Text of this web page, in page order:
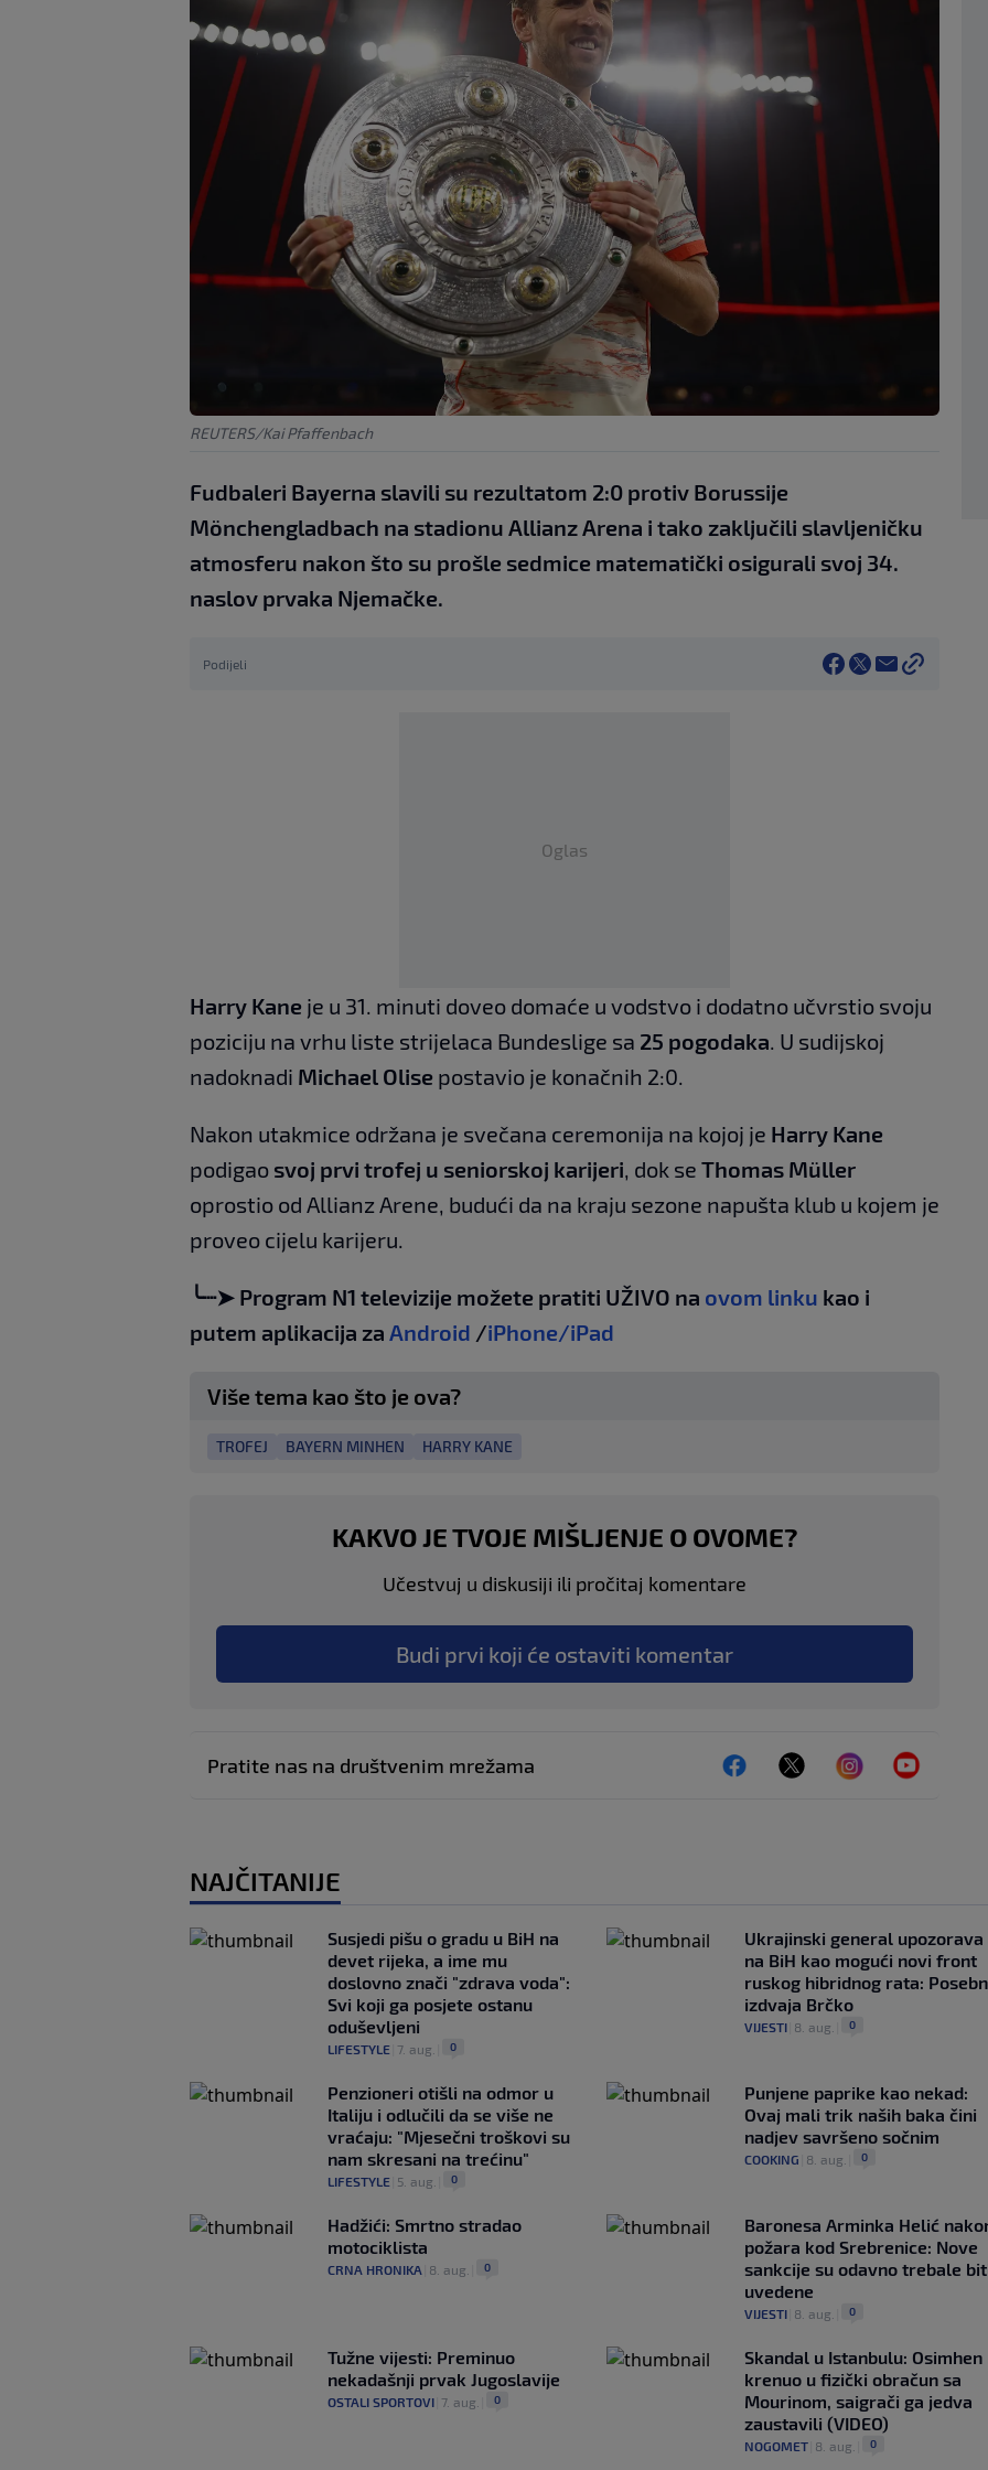
REUTERS/Kai Pfaffenbach
Fudbaleri Bayerna slavili su rezultatom 2:0 protiv Borussije
Mönchengladbach na stadionu Allianz Arena i tako zaključili slavljeničku
atmosferu nakon što su prošle sedmice matematički osigurali svoj 34.
naslov prvaka Njemačke.
Podijeli
Oglas
Harry Kane je u 31. minuti doveo domaće u vodstvo i dodatno učvrstio svoju
poziciju na vrhu liste strijelaca Bundeslige sa 25 pogodaka . U sudijskoj
nadoknadi Michael Olise postavio je konačnih 2:0.
Nakon utakmice održana je svečana ceremonija na kojoj je Harry Kane
podigao svoj prvi trofej u seniorskoj karijeri , dok se Thomas Müller
oprostio od Allianz Arene, budući da na kraju sezone napušta klub u kojem je
proveo cijelu karijeru.
╰┈➤ Program N1 televizije možete pratiti UŽIVO na ovom linku kao i
putem aplikacija za Android /iPhone/iPad
Više tema kao što je ova?
TROFEJ BAYERN MINHEN HARRY KANE
KAKVO JE TVOJE MIŠLJENJE O OVOME?
Učestvuj u diskusiji ili pročitaj komentare
Budi prvi koji će ostaviti komentar
Pratite nas na društvenim mrežama
NAJČITANIJE
Susjedi pišu o gradu u BiH na
devet rijeka, a ime mu
doslovno znači "zdrava voda":
Svi koji ga posjete ostanu
oduševljeni
LIFESTYLE 7. aug. 0
Ukrajinski general upozorava
na BiH kao mogući novi front
ruskog hibridnog rata:
izdvaja Brčko
VIJESTI| 8. aug. 0
Penzioneri otišli na odmor u
Italiju i odlučili da se više ne
vraćaju: "Mjesečni troškovi su
nam skresani na trećinu"
LIFESTYLE 5. aug. 0
Punjene paprike kao nekad:
Ovaj mali trik naših baka čini
nadjev savršeno sočnim
COOKING 8. aug. 0
Hadžići: Smrtno stradao
motociklista
CRNA HRONIKA 8. aug. 0
Baronesa Arminka Helić
požara kod Srebrenice: Nove
sankcije su odavno trebale
uvedene
VIJESTI| 8. aug. 0
Tužne vijesti: Preminuo
nekadašnji prvak Jugoslavije
OSTALI SPORTOVI 7. aug. 0
Skandal u Istanbulu: Osimhen
krenuo u fizički obračun sa
Mourinom, saigrači ga jedva
zaustavili (VIDEO)
NOGOMET| 8. aug. 0